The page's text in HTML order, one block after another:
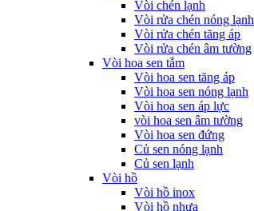
Vòi chén lạnh
Vòi rửa chén nóng lạnh
Vòi rửa chén tăng áp
Vòi rửa chén âm tường
Vòi hoa sen tắm
Vòi hoa sen tăng áp
Vòi hoa sen nóng lạnh
Vòi hoa sen áp lực
vòi hoa sen âm tường
Vòi hoa sen đứng
Củ sen nóng lạnh
Củ sen lạnh
Vòi hồ
Vòi hồ inox
Vòi hồ nhựa